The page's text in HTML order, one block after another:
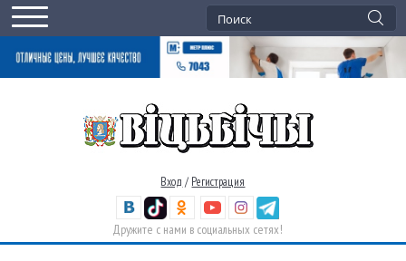
Вход / Регистрация
Дружите с нами в социальных сетях!